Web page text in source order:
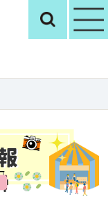
観光いばらき検